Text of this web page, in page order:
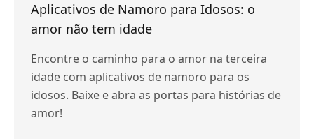
Aplicativos de Namoro para Idosos: o
amor não tem idade
Encontre o caminho para o amor na terceira
idade com aplicativos de namoro para os
idosos. Baixe e abra as portas para histórias de
amor!